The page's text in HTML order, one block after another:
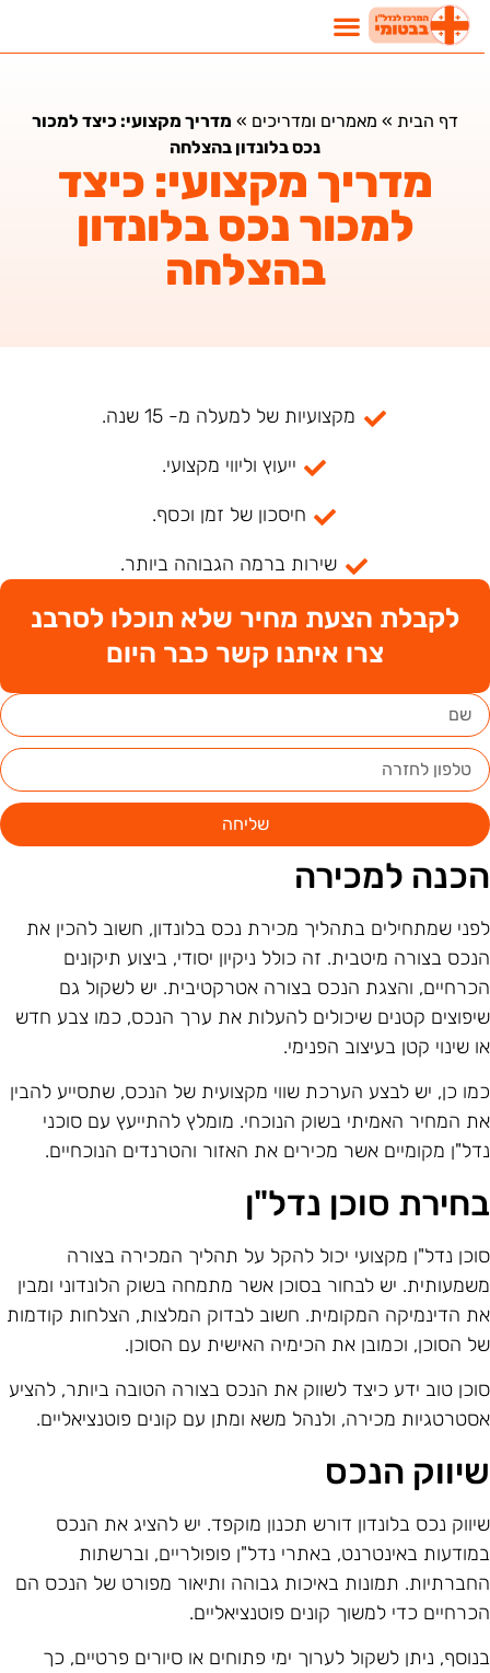
דף הבית»מאמרים ומדריכים»מדריך מקצועי: כיצד למכור
נכס בלונדון בהצלחה
מדריך מקצועי: כיצד
למכור נכס בלונדון
בהצלחה
מקצועיות של למעלה מ- 15 שנה.
ייעוץ וליווי מקצועי.
חיסכון של זמן וכסף.
שירות ברמה הגבוהה ביותר.
לקבלת הצעת מחיר שלא תוכלו לסרבנ
צרו איתנו קשר כבר היום
שליחה
למכירה
שמתחילים בתהליך מכירת נכס בלונדון, חשוב להכין את
בצורה מיטבית. זה כולל ניקיון יסודי, ביצוע תיקונים
והצגת הנכס בצורה אטרקטיבית. יש לשקול גם
קטנים שיכולים להעלות את ערך הנכס, כמו צבע חדש
שינוי קטן בעיצוב הפנימי.
כן, יש לבצע הערכת שווי מקצועית של הנכס, שתסייע להבין
המחיר האמיתי בשוק הנוכחי. מומלץ להתייעץ עם סוכני
מקומיים אשר מכירים את האזור והטרנדים הנוכחיים.
סוכן נדל"ן
נדל"ן מקצועי יכול להקל על תהליך המכירה בצורה
יש לבחור בסוכן אשר מתמחה בשוק הלונדוני ומבין
הדינמיקה המקומית. חשוב לבדוק המלצות, הצלחות קודמות
הסוכן, וכמובן את הכימיה האישית עם הסוכן.
טוב ידע כיצד לשווק את הנכס בצורה הטובה ביותר, להציע
מכירה, ולנהל משא ומתן עם קונים פוטנציאליים.
הנכס
נכס בלונדון דורש תכנון מוקפד. יש להציג את הנכס
באינטרנט, באתרי נדל"ן פופולריים, וברשתות
תמונות באיכות גבוהה ותיאור מפורט של הנכס הם
כדי למשוך קונים פוטנציאליים.
ניתן לשקול לערוך ימי פתוחים או סיורים פרטיים, כך